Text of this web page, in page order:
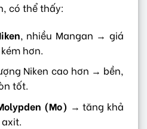
có thể thấy:
, nhiều Mangan → giá
hơn.
Niken cao hơn → bền,
tốt.
(Mo) → tăng khả